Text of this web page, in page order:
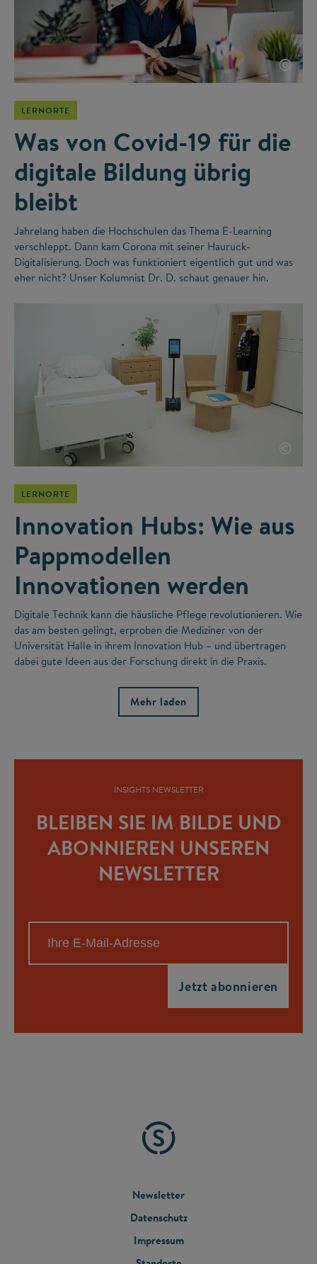
©
LERNORTE
Was von Covid-19 für die
digitale Bildung übrig
bleibt
Jahrelang haben die Hochschulen das Thema E-Learning
verschleppt. Dann kam Corona mit seiner Hauruck-
Digitalisierung. Doch was funktioniert eigentlich gut und was
eher nicht? Unser Kolumnist Dr. D. schaut genauer hin.
©
LERNORTE
Innovation Hubs: Wie aus
Pappmodellen
Innovationen werden
Digitale Technik kann die häusliche Pflege revolutionieren. Wie
das am besten gelingt, erproben die Mediziner von der
Universität Halle in ihrem Innovation Hub – und übertragen
dabei gute Ideen aus der Forschung direkt in die Praxis.
Mehr laden
INSIGHTS NEWSLETTER
BLEIBEN SIE IM BILDE UND
ABONNIEREN UNSEREN
NEWSLETTER
FOOTER
MENU
Newsletter
Datenschutz
Impressum